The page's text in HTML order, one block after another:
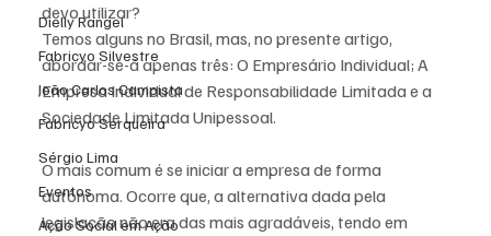
Dielly Rangel
Fabricyo Silvestre
João Carlos Campista
Fabricyo Serqueira
Sérgio Lima
Eventos
Ação Social em Ação
devo utilizar?
Temos alguns no Brasil, mas, no presente artigo,
abordar-se-á apenas três: O Empresário Individual; A
Empresa Individual de Responsabilidade Limitada e a
Sociedade Limitada Unipessoal.
O mais comum é se iniciar a empresa de forma
autônoma. Ocorre que, a alternativa dada pela
legislação não era das mais agradáveis, tendo em